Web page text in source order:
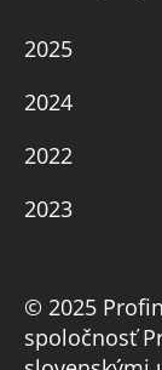
2025
2024
2022
2023
© 2025
spoločnosť